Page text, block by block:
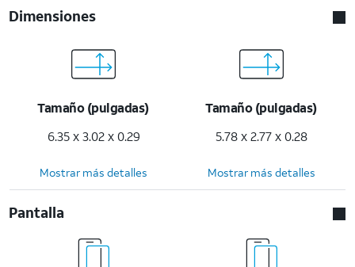
Dimensiones
Tamaño (pulgadas)
6.35 x 3.02 x 0.29
Tamaño (pulgadas)
5.78 x 2.77 x 0.28
Mostrar más detalles Mostrar más detalles
Pantalla